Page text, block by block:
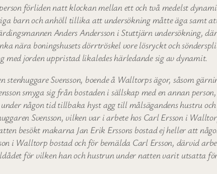
förliden natt klockan mellan ett och två medelst
barn och anhöll tillika att undersökning måtte äga samt
Anders Andersson i Stuttjärn undersökning,
nära boningshusets dörrtröskel vore lösryckt och
jorden uppristad likaledes härledande sig av dynamit.
Svensson, boende å Walltorps ägor, såsom
smyga sig från bostaden i sällskap med en annan
någon tid tillbaka hyst agg till målsägandens hustru
Svensson, vilken var i arbete hos Carl Ersson i
besökt makarna Jan Erik Erssons bostad ej heller att
i Walltorp bostad och för bemälda Carl Ersson, därvid
för vilken han och hustrun under natten varit utsatta